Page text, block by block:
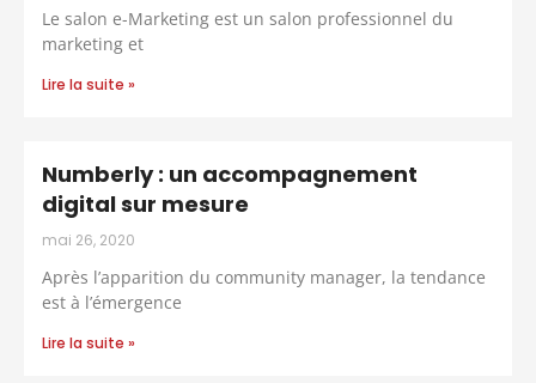
Le salon e-Marketing est un salon professionnel du
marketing et
Lire la suite »
Numberly : un accompagnement
digital sur mesure
mai 26, 2020
Après l’apparition du community manager, la tendance
est à l’émergence
Lire la suite »